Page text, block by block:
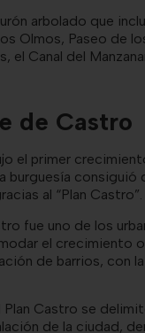
arbolado que
Olmos, Paseo de
el Canal del
de Castro
el primer
burguesía consiguió
al “Plan Castro”.
fue uno de los
el crecimiento
de barrios, con
Plan Castro se
de la ciudad,